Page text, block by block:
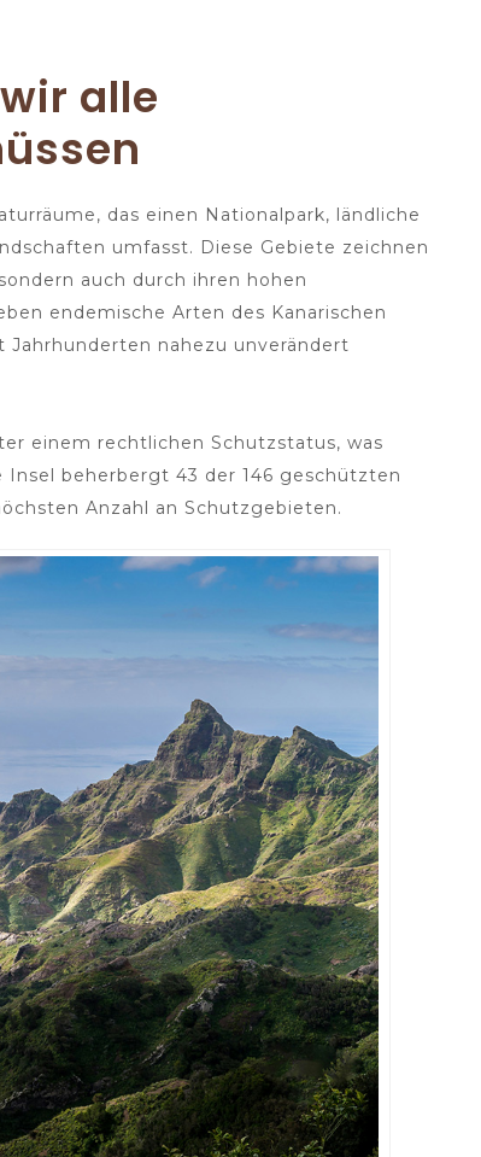
alle
das einen Nationalpark, ländliche
umfasst. Diese Gebiete zeichnen
auch durch ihren hohen
endemische Arten des Kanarischen
Jahrhunderten nahezu unverändert
einem rechtlichen Schutzstatus, was
beherbergt 43 der 146 geschützten
Anzahl an Schutzgebieten.